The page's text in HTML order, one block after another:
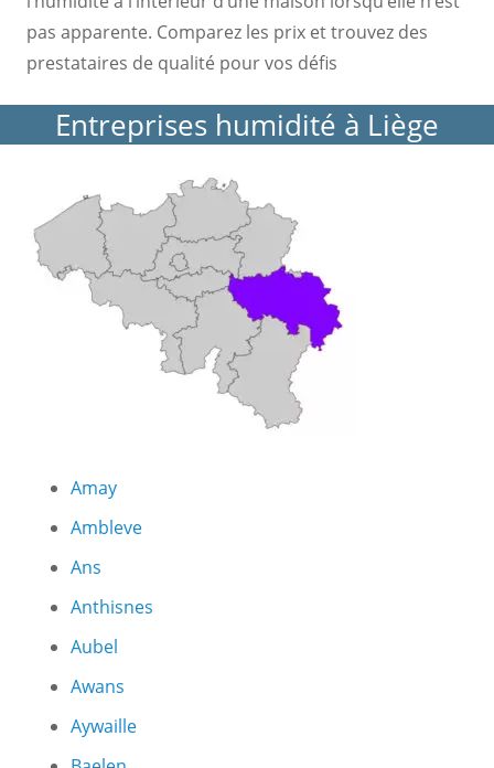
pas apparente. Comparez les prix et trouvez des
prestataires de qualité pour vos défis
Entreprises humidité à Liège
Amay
Ambleve
Ans
Anthisnes
Aubel
Awans
Aywaille